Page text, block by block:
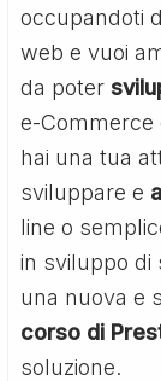
occupandoti
web e vuoi
da poter
e-Commerce
hai una tua
sviluppare e
line o
in sviluppo di
una nuova e
corso di
soluzione.